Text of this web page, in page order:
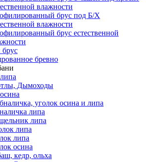
влажности
брус под Б/Х
влажности
брус естественной
бревно
Дымоходы
уголок осина и липа
липа
липа
липа
липа
осина
кедр, ольха